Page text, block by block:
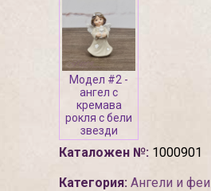
Модел #2 -
ангел с
кремава
рокля с бели
звезди
Каталожен №: 1000901
Категория: Ангели и феи